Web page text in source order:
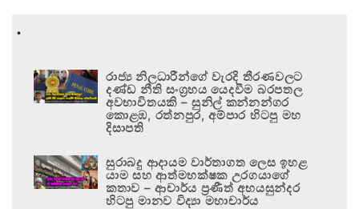
.
රාජ්‍ය නිලධාරීන්ගේ වැරදි තීරණවලට
දණ්ඩ නීති සංග්‍රහය යෙදවීම බරපතල
අවභාවිතයකි – සුනිල් කන්නන්ගර
කොළඹ, රත්නපුර, අම්පාර හිටපු මහ
දිසාපති
සුරාබදු ආදායම වාර්තාගත ලෙස ඉහළ
යාම සහ ආත්මභක්ෂක උරගයාගේ
කතාව – ආචාර්ය ප්‍රණීත් අභයසුන්දර
හිටපු මානව විද්‍යා මහාචාර්ය